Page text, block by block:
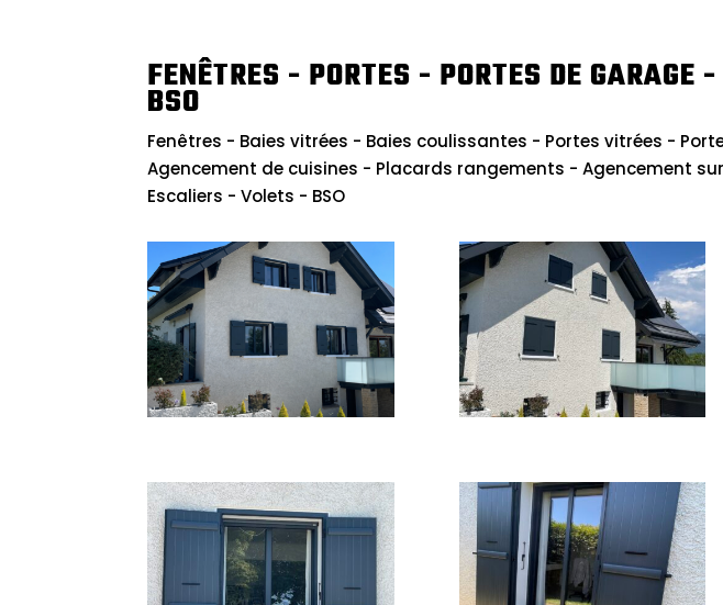
FENÊTRES - PORTES - PORTES DE
BSO
Fenêtres - Baies vitrées - Baies coulissantes - Portes vitrées -
Agencement de cuisines - Placards rangements - Agencement
Escaliers - Volets - BSO